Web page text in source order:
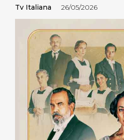
Tv Italiana 26/05/2026